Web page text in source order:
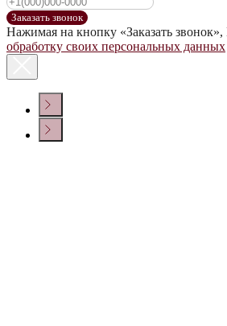
Заказать звонок
Нажимая на кнопку «Заказать звонок»,
обработку своих персональных данных